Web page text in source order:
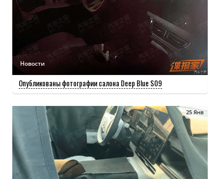
Новости
Опубликованы фотографии салона Deep Blue S09
25 Янв